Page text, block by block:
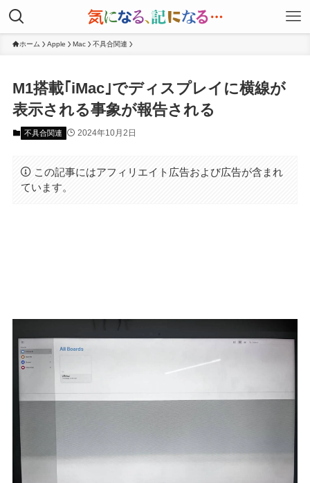
ホーム Apple Mac 不具合関連
M1搭載｢iMac｣でディスプレイに横線が
表示される事象が報告される
不具合関連 2024年10月2日
この記事にはアフィリエイト広告および広告が含まれ
ています。